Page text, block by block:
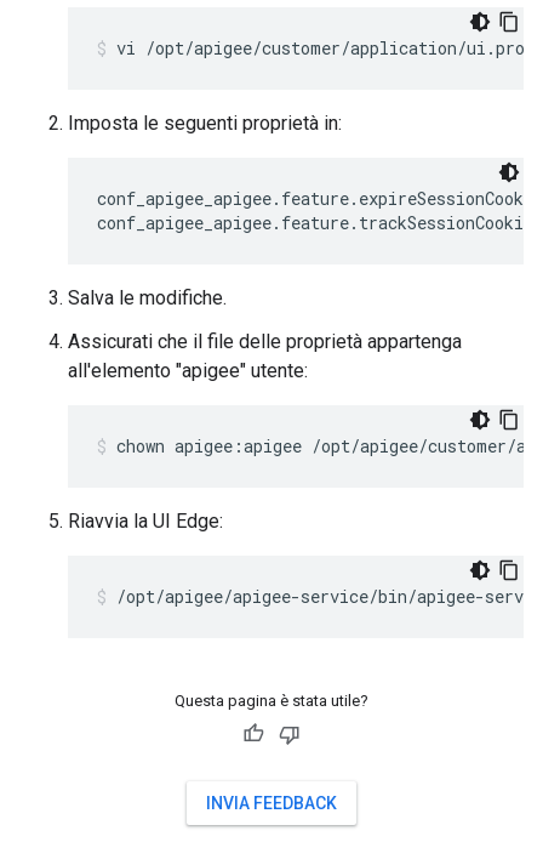
vi /opt/apigee/customer/application/
Imposta le seguenti proprietà in:
Salva le modifiche.
Assicurati che il file delle proprietà appartenga
all'elemento "apigee" utente:
chown apigee:apigee /opt/apigee/customer/
Riavvia la UI Edge:
/opt/apigee/apigee-service/bin/apigee-
Questa pagina è stata utile?
INVIA FEEDBACK